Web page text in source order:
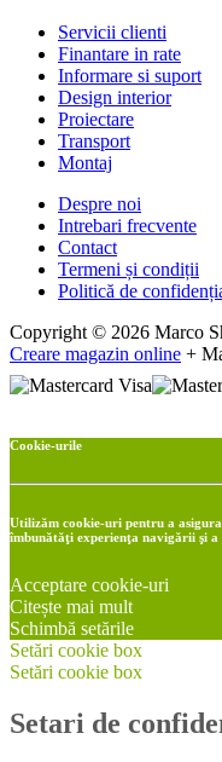
Servicii clienti
Finantare in rate
Informare si suport
Design interior
Proiectare
Transport
Montaj
Despre noi
Intrebari frecvente
Contact
Termeni și condiții
Politică de
Copyright © 2026 Marco
Creare magazin online +
Cookie-urile
Utilizăm cookie-uri pentru a
îmbunătăţi experienţa navigării şi
Acceptare cookie-uri
Citește mai mult
Schimbă setările
Setări cookie box
Setări cookie box
Setari de